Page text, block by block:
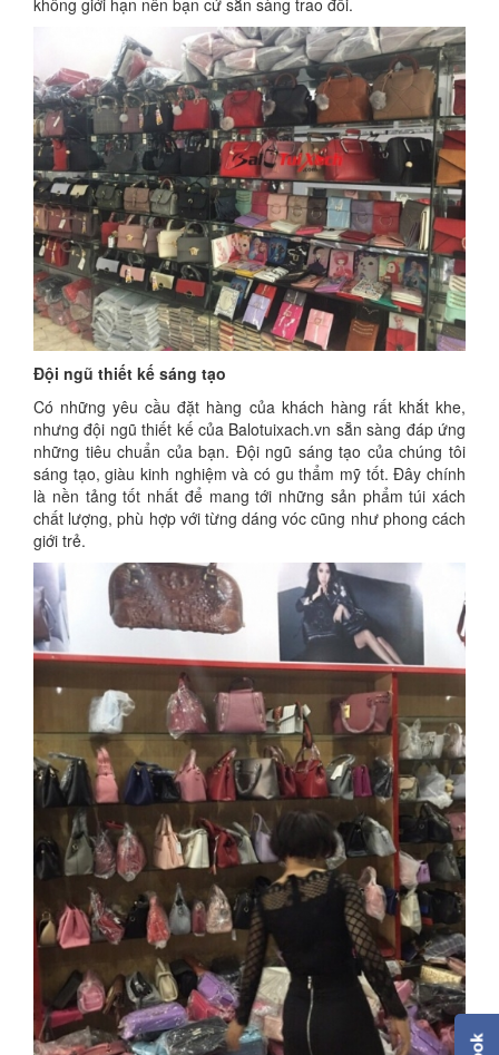
Đội ngũ thiết kế sáng tạo
Có những yêu cầu đặt hàng của khách hàng rất khắt khe,
nhưng đội ngũ thiết kế của Balotuixach.vn sẵn sàng đáp ứng
những tiêu chuẩn của bạn. Đội ngũ sáng tạo của chúng tôi
sáng tạo, giàu kinh nghiệm và có gu thẩm mỹ tốt. Đây chính
là nền tảng tốt nhất để mang tới những sản phẩm túi xách
chất lượng, phù hợp với từng dáng vóc cũng như phong cách
giới trẻ.